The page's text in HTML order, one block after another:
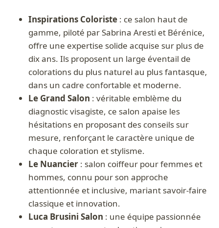
Inspirations Coloriste : ce salon haut de
gamme, piloté par Sabrina Aresti et Bérénice,
offre une expertise solide acquise sur plus de
dix ans. Ils proposent un large éventail de
colorations du plus naturel au plus fantasque,
dans un cadre confortable et moderne.
Le Grand Salon : véritable emblème du
diagnostic visagiste, ce salon apaise les
hésitations en proposant des conseils sur
mesure, renforçant le caractère unique de
chaque coloration et stylisme.
Le Nuancier : salon coiffeur pour femmes et
hommes, connu pour son approche
attentionnée et inclusive, mariant savoir-faire
classique et innovation.
Luca Brusini Salon : une équipe passionnée